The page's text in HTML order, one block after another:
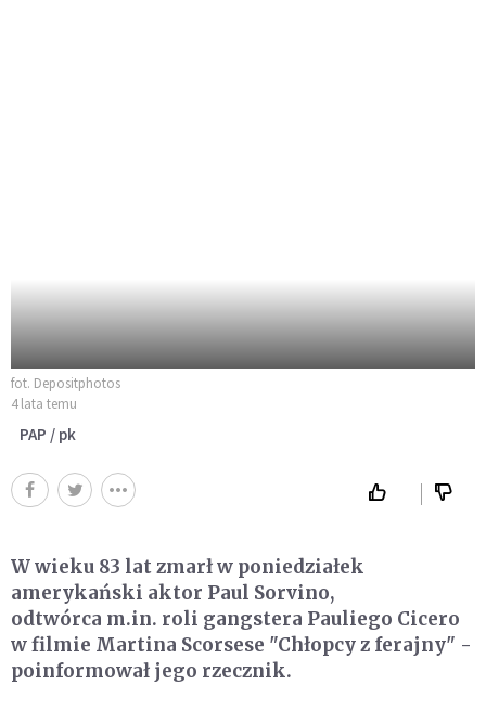
fot. Depositphotos
4 lata temu
PAP / pk
W wieku 83 lat zmarł w poniedziałek
amerykański aktor Paul Sorvino,
odtwórca m.in. roli gangstera Pauliego Cicero
w filmie Martina Scorsese "Chłopcy z ferajny" -
poinformował jego rzecznik.